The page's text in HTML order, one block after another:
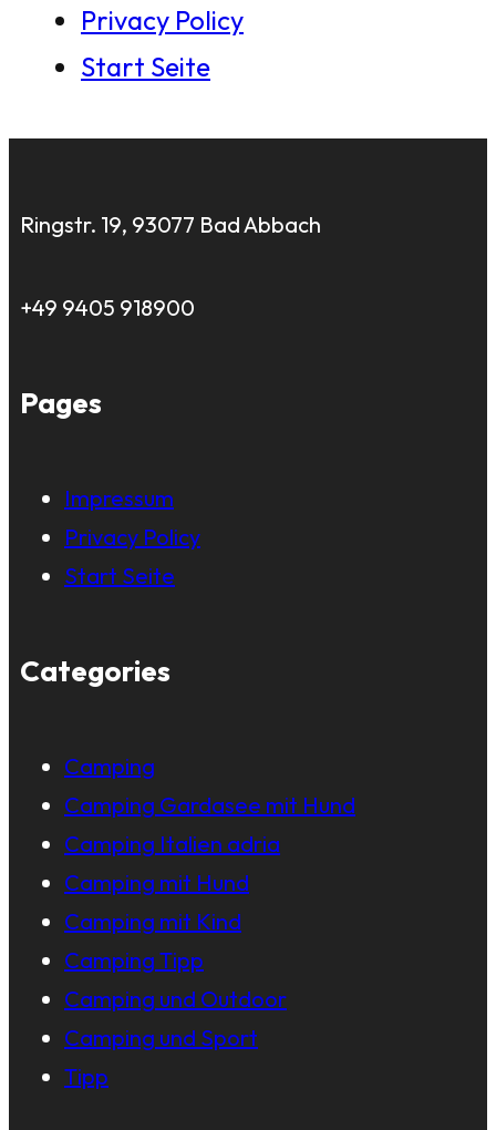
Privacy Policy
Start Seite
Ringstr. 19, 93077 Bad Abbach
+49 9405 918900
Pages
Impressum
Privacy Policy
Start Seite
Categories
Camping
Camping Gardasee mit Hund
Camping Italien adria
Camping mit Hund
Camping mit Kind
Camping Tipp
Camping und Outdoor
Camping und Sport
Tipp